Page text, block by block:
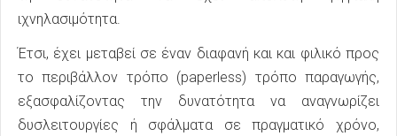
ιχνηλασιμότητα.
Έτσι, έχει μεταβεί σε έναν διαφανή και και φιλικό προς
το περιβάλλον τρόπο (paperless) τρόπο παραγωγής,
εξασφαλίζοντας την δυνατότητα να αναγνωρίζει
δυσλειτουργίες ή σφάλματα σε πραγματικό χρόνο,